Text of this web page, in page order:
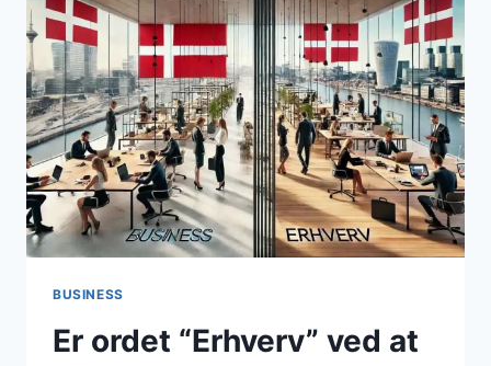
VIRKSOMHEDER
OKTOBER
BUSINESS
Er ordet “Erhverv” ved at